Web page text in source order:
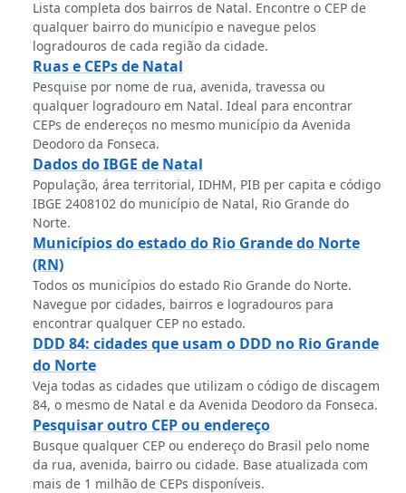
Lista completa dos bairros de Natal. Encontre o CEP de
qualquer bairro do município e navegue pelos
logradouros de cada região da cidade.
Ruas e CEPs de Natal
Pesquise por nome de rua, avenida, travessa ou
qualquer logradouro em Natal. Ideal para encontrar
CEPs de endereços no mesmo município da Avenida
Deodoro da Fonseca.
Dados do IBGE de Natal
População, área territorial, IDHM, PIB per capita e código
IBGE 2408102 do município de Natal, Rio Grande do
Norte.
Municípios do estado do Rio Grande do Norte
(RN)
Todos os municípios do estado Rio Grande do Norte.
Navegue por cidades, bairros e logradouros para
encontrar qualquer CEP no estado.
DDD 84: cidades que usam o DDD no Rio Grande
do Norte
Veja todas as cidades que utilizam o código de discagem
84, o mesmo de Natal e da Avenida Deodoro da Fonseca.
Pesquisar outro CEP ou endereço
Busque qualquer CEP ou endereço do Brasil pelo nome
da rua, avenida, bairro ou cidade. Base atualizada com
mais de 1 milhão de CEPs disponíveis.